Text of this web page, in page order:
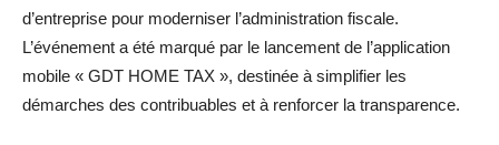
d’entreprise pour moderniser l’administration fiscale.
L’événement a été marqué par le lancement de l’application
mobile « GDT HOME TAX », destinée à simplifier les
démarches des contribuables et à renforcer la transparence.